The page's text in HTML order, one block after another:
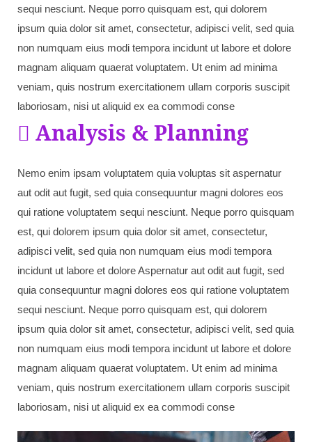
sequi nesciunt. Neque porro quisquam est, qui dolorem
ipsum quia dolor sit amet, consectetur, adipisci velit, sed quia
non numquam eius modi tempora incidunt ut labore et dolore
magnam aliquam quaerat voluptatem. Ut enim ad minima
veniam, quis nostrum exercitationem ullam corporis suscipit
laboriosam, nisi ut aliquid ex ea commodi conse
Analysis & Planning
Nemo enim ipsam voluptatem quia voluptas sit aspernatur
aut odit aut fugit, sed quia consequuntur magni dolores eos
qui ratione voluptatem sequi nesciunt. Neque porro quisquam
est, qui dolorem ipsum quia dolor sit amet, consectetur,
adipisci velit, sed quia non numquam eius modi tempora
incidunt ut labore et dolore Aspernatur aut odit aut fugit, sed
quia consequuntur magni dolores eos qui ratione voluptatem
sequi nesciunt. Neque porro quisquam est, qui dolorem
ipsum quia dolor sit amet, consectetur, adipisci velit, sed quia
non numquam eius modi tempora incidunt ut labore et dolore
magnam aliquam quaerat voluptatem. Ut enim ad minima
veniam, quis nostrum exercitationem ullam corporis suscipit
laboriosam, nisi ut aliquid ex ea commodi conse